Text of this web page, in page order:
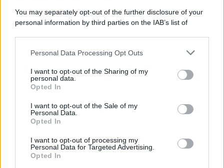
You may separately opt-out of the further disclosure of your
personal information by third parties on the IAB’s list of
This information may also be disclosed by us to third parties
disclose it to other third parties.
Please note that this website/app uses one or more Google
services and may gather and store information including but
not limited to your visit or usage behaviour. You may click to
grant or deny consent to Google and its third-party tags to
consent section.
Personal Data Processing Opt Outs
I want to opt-out of the Sharing of my
personal data.
Opted In
I want to opt-out of the Sale of my
Personal Data.
Opted In
I want to opt-out of processing my
Personal Data for Targeted Advertising.
Opted In
FRASI